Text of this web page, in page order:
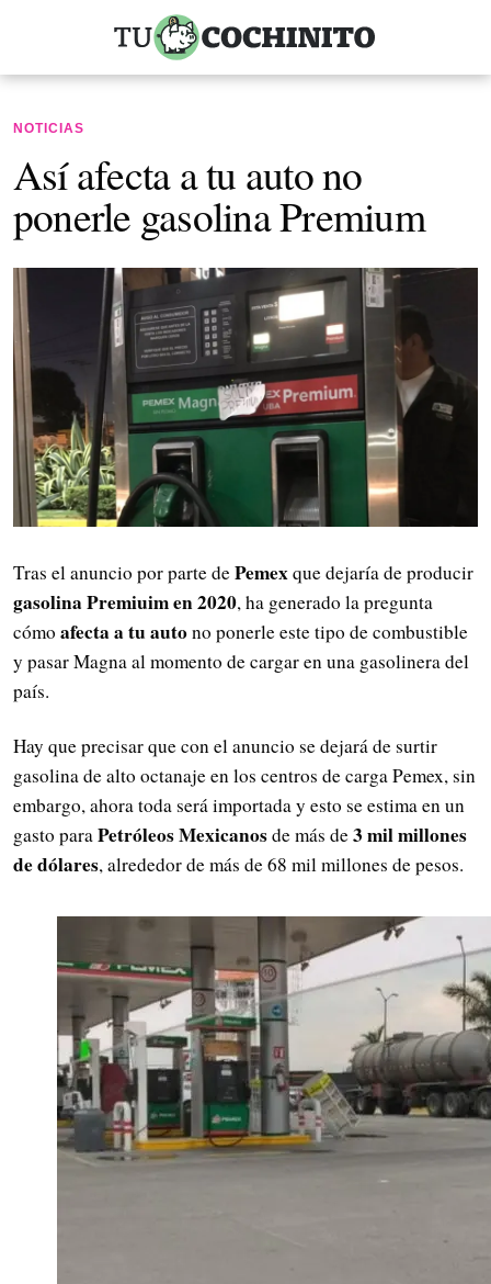
NOTICIAS
Así afecta a tu auto no
ponerle gasolina Premium
Tras el anuncio por parte dePemexque dejaría de producir
gasolina Premiuim en 2020, ha generado la pregunta
cómo afecta a tu autono ponerle este tipo de combustible
y pasar Magna al momento de cargar en una gasolinera del
país.
Hay que precisar que con el anuncio se dejará de surtir
gasolina de alto octanaje en los centros de carga Pemex, sin
embargo, ahora toda será importada y esto se estima en un
gasto paraPetróleos Mexicanosde más de3 mil millones
de dólares, alrededor de más de 68 mil millones de pesos.